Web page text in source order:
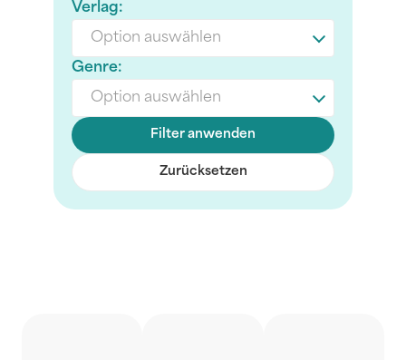
Verlag:
Option auswählen
Genre:
Option auswählen
Filter anwenden
Zurücksetzen